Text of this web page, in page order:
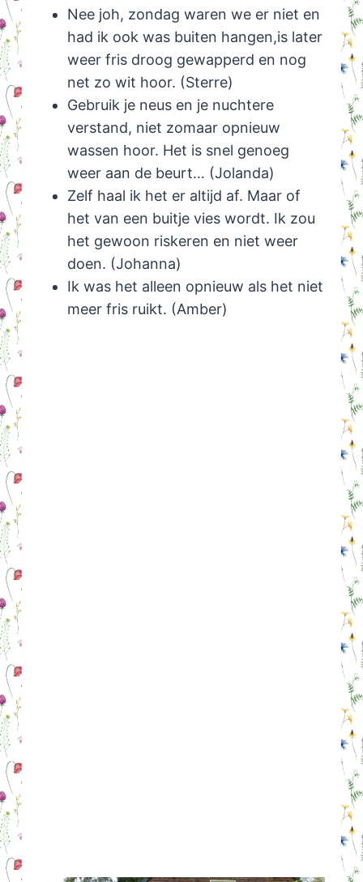
Nee joh, zondag waren we er niet en
had ik ook was buiten hangen,is later
weer fris droog gewapperd en nog
net zo wit hoor. (Sterre)
Gebruik je neus en je nuchtere
verstand, niet zomaar opnieuw
wassen hoor. Het is snel genoeg
weer aan de beurt… (Jolanda)
Zelf haal ik het er altijd af. Maar of
het van een buitje vies wordt. Ik zou
het gewoon riskeren en niet weer
doen. (Johanna)
Ik was het alleen opnieuw als het niet
meer fris ruikt. (Amber)